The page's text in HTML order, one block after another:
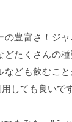
の豊富さ！ジ
たくさんの種
なども飲むこ
しても良いで